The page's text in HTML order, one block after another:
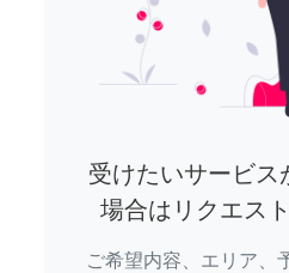
受けたいサービス
場合はリクエス
ご希望内容、エリア、